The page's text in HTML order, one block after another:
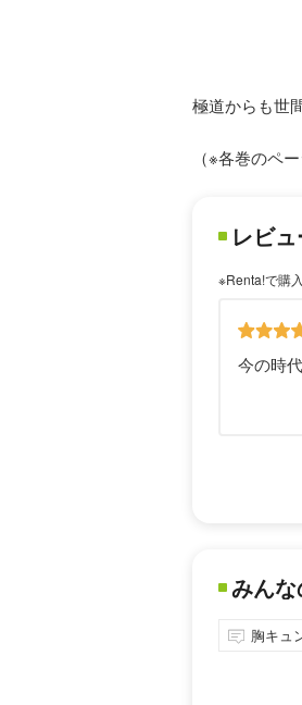
極道からも世
（※各巻のペ
レビ
※Renta!で購
今の時
みん
胸キュ